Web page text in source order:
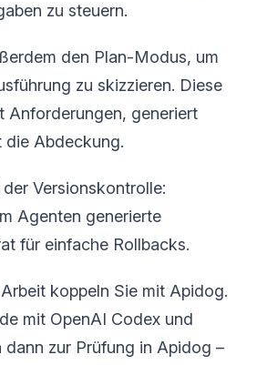
zu steuern.
den Plan-Modus, um
zu skizzieren. Diese
Anforderungen, generiert
die Abdeckung.
Versionskontrolle:
Agenten generierte
für einfache Rollbacks.
koppeln Sie mit Apidog.
mit OpenAI Codex und
dann zur Prüfung in Apidog –